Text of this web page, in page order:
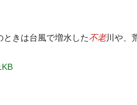
きは台風で増水した不老川や、